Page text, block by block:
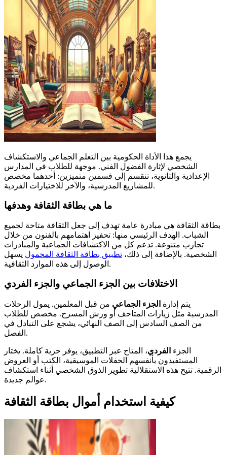
يجمع هذا الأداة الحكومية بين التعلم الجماعي والاستكشاف
الشخصي لإثارة الفضول الفني. موجهة للطلاب في المدارس
الإعدادية والثانوية، تنقسم إلى قسمين متميزين: أحدهما مخصص
للمشاريع المدرسية، والآخر للاختيارات الفردية.
ما هي بطاقة الثقافة وهدفها
بطاقة الثقافة هي مبادرة عامة تهدف إلى جعل الثقافة متاحة لجميع
الشباب. الهدف الرئيسي منها: تحفيز اهتمامهم بالفنون من خلال
تجارب متنوعة. تدعم كل من الاكتشافات الجماعية والمبادرات
الشخصية. بالإضافة إلى ذلك، تطبيق بطاقة الثقافة المحمول يسهل
الوصول إلى هذه الموارد الثقافية.
الاختلافات بين الجزء الجماعي والجزء الفردي
يتم إدارة الجزء الجماعي من قبل المعلمين. يمول الرحلات
المدرسية مثل زيارات المتاحف أو ورش المسرح. مخصص للطلاب
من الصف السادس إلى الصف النهائي، يشجع على التبادل في
الفصل.
الجزء الفردي، المتاح عبر التطبيق، يوفر حرية كاملة. يختار
المستفيدون بأنفسهم الحفلات الموسيقية، الكتب أو العروض
الرقمية. تتيح هذه الاستقلالية تطوير الذوق الشخصي أثناء استكشاف
عوالم جديدة.
كيفية استخدام أموال بطاقة الثقافة